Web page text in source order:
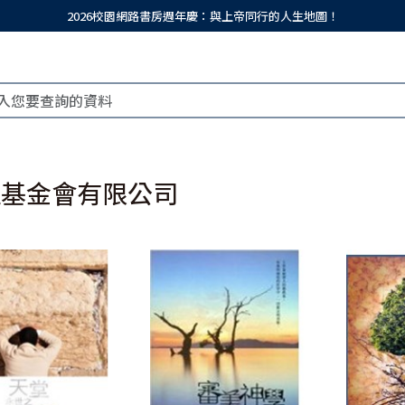
2026校園網路書房週年慶：與上帝同行的人生地圖！
金會有限公司